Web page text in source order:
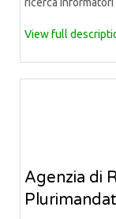
View full
Agenzia di